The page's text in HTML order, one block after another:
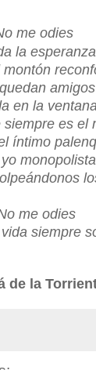
me odies
la esperanza
montón
amigos
en la ventana
siempre es el
íntimo
me odies
siempre
de la